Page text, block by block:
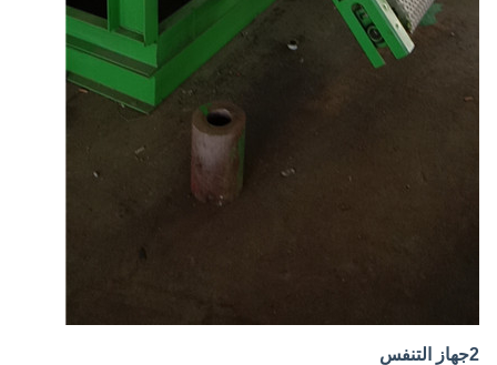
2جهاز التنفس